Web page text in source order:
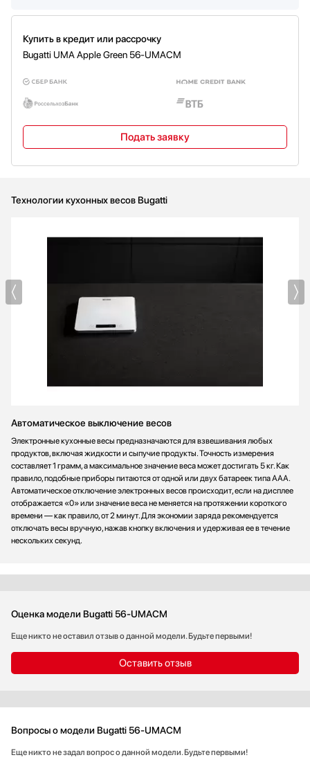
Купить в кредит или рассрочку
Bugatti UMA Apple Green 56-UMACM
Подать заявку
Технологии кухонных весов Bugatti
Автоматическое выключение весов
Электронные кухонные весы предназначаются для взвешивания любых
продуктов, включая жидкости и сыпучие продукты. Точность измерения
составляет 1 грамм, а максимальное значение веса может достигать 5 кг. Как
правило, подобные приборы питаются от одной или двух батареек типа ААА.
Автоматическое отключение электронных весов происходит, если на дисплее
отображается «0» или значение веса не меняется на протяжении короткого
времени — как правило, от 2 минут. Для экономии заряда рекомендуется
отключать весы вручную, нажав кнопку включения и удерживая ее в течение
нескольких секунд.
Оценка модели Bugatti 56-UMACM
Еще никто не оставил отзыв о данной модели. Будьте первыми!
Оставить отзыв
Вопросы о модели Bugatti 56-UMACM
Еще никто не задал вопрос о данной модели. Будьте первыми!